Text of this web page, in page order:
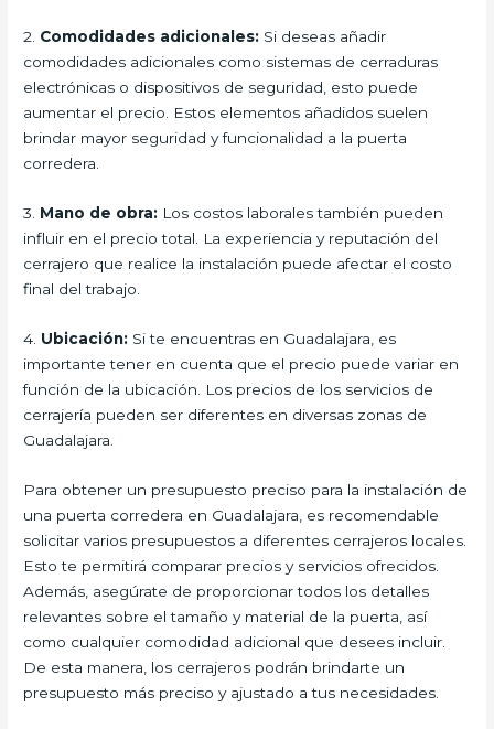
2. Comodidades adicionales: Si deseas añadir
comodidades adicionales como sistemas de cerraduras
electrónicas o dispositivos de seguridad, esto puede
aumentar el precio. Estos elementos añadidos suelen
brindar mayor seguridad y funcionalidad a la puerta
corredera.
3. Mano de obra: Los costos laborales también pueden
influir en el precio total. La experiencia y reputación del
cerrajero que realice la instalación puede afectar el costo
final del trabajo.
4. Ubicación: Si te encuentras en Guadalajara, es
importante tener en cuenta que el precio puede variar en
función de la ubicación. Los precios de los servicios de
cerrajería pueden ser diferentes en diversas zonas de
Guadalajara.
Para obtener un presupuesto preciso para la instalación de
una puerta corredera en Guadalajara, es recomendable
solicitar varios presupuestos a diferentes cerrajeros locales.
Esto te permitirá comparar precios y servicios ofrecidos.
Además, asegúrate de proporcionar todos los detalles
relevantes sobre el tamaño y material de la puerta, así
como cualquier comodidad adicional que desees incluir.
De esta manera, los cerrajeros podrán brindarte un
presupuesto más preciso y ajustado a tus necesidades.